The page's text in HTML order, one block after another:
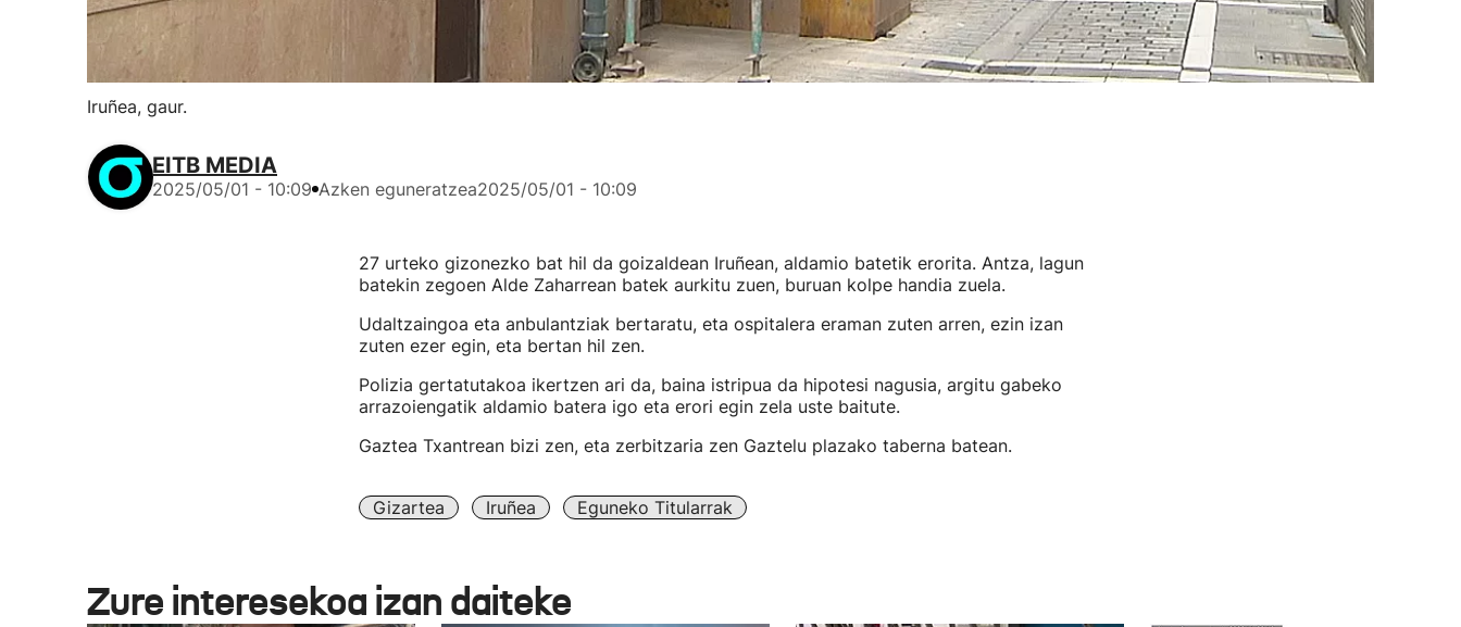
Iruñea, gaur.
EITB MEDIA
2025/05/01 - 10:09 Azken eguneratzea2025/05/01 - 10:09
27 urteko gizonezko bat hil da goizaldean Iruñean, aldamio batetik erorita. Antza, lagun
batekin zegoen Alde Zaharrean batek aurkitu zuen, buruan kolpe handia zuela.
Udaltzaingoa eta anbulantziak bertaratu, eta ospitalera eraman zuten arren, ezin izan
zuten ezer egin, eta bertan hil zen.
Polizia gertatutakoa ikertzen ari da, baina istripua da hipotesi nagusia, argitu gabeko
arrazoiengatik aldamio batera igo eta erori egin zela uste baitute.
Gaztea Txantrean bizi zen, eta zerbitzaria zen Gaztelu plazako taberna batean.
Gizartea Iruñea Eguneko Titularrak
Zure interesekoa izan daiteke